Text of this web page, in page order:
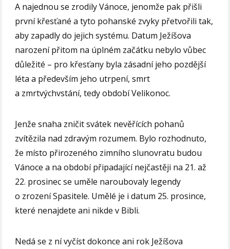
A najednou se zrodily Vánoce, jenomže pak přišli
první křesťané a tyto pohanské zvyky přetvořili tak,
aby zapadly do jejich systému. Datum Ježíšova
narození přitom na úplném začátku nebylo vůbec
důležité – pro křesťany byla zásadní jeho pozdější
léta a především jeho utrpení, smrt
a zmrtvýchvstání, tedy období Velikonoc.
Jenže snaha zničit svátek nevěřících pohanů
zvítězila nad zdravým rozumem. Bylo rozhodnuto,
že místo přirozeného zimního slunovratu budou
Vánoce a na období připadající nejčastěji na 21. až
22. prosinec se uměle naroubovaly legendy
o zrození Spasitele. Umělé je i datum 25. prosince,
které nenajdete ani nikde v Bibli.
Nedá se z ní vyčíst dokonce ani rok Ježíšova